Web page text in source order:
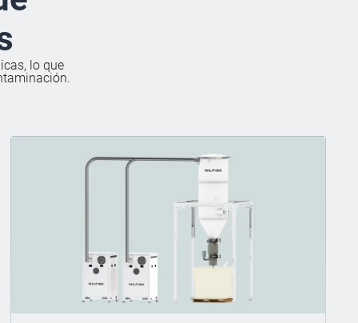
lo que